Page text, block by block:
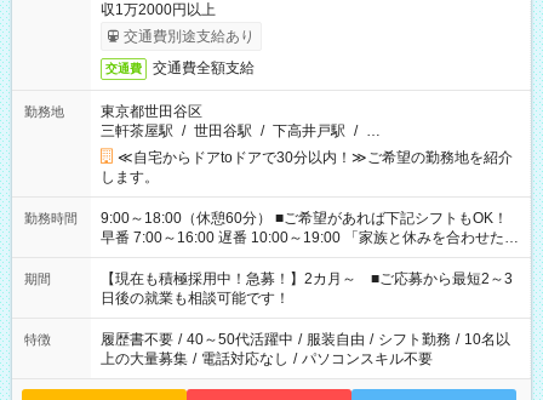
収1万2000円以上
交通費別途支給あり
交通費 交通費全額支給
勤務地
東京都世田谷区
三軒茶屋駅 / 世田谷駅 / 下高井戸駅 / …
≪自宅からドアtoドアで30分以内！≫ご希望の勤務地を紹介
します。
勤務時間
9:00～18:00（休憩60分） ■ご希望があれば下記シフトもOK！
早番 7:00～16:00 遅番 10:00～19:00 「家族と休みを合わせた
い」 「余裕を持って夕飯の準備がしたい」 「できれば残業はし
たくない」 など、ご希望を教えてくださいね。 ※Wワーク希望
の方へ 今ご覧のお仕事で希望する勤務時間と、もう1つのお仕事
の勤務時間。 合計で週40時間を超える場合は応募できません。
期間
【現在も積極採用中！急募！】2カ月～ ■ご応募から最短2～3
日後の就業も相談可能です！
特徴 履歴書不要 / 40～50代活躍中 / 服装自由 / シフト勤務 / 10名以
上の大量募集 / 電話対応なし / パソコンスキル不要